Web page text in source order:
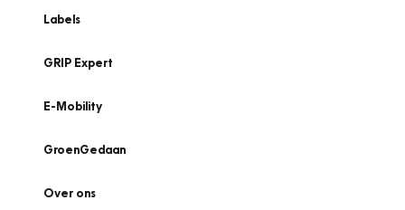
Labels
GRIP Expert
E-Mobility
GroenGedaan
Over ons